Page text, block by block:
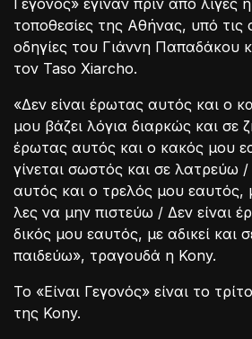
Γεγονός» έγιναν πριν από λίγες
τοποθεσίες της Αθήνας, υπό τις
οδηγίες του Γιάννη Παπαδάκου
τον Taso Xiarcho.
«Δεν είναι έρωτας αυτός και ο
μου βάζει λόγια διαρκώς και σε
έρωτας αυτός και ο κακός μου
γίνεται σωστός και σε λατρεύω /
αυτός και ο τρελός μου εαυτός,
λες να μην πιστεύω / Δεν είναι
δικός μου εαυτός, με αδικεί και
παιδεύω», τραγουδά η Kony.
Το «Είναι Γεγονός» είναι το
της Kony.